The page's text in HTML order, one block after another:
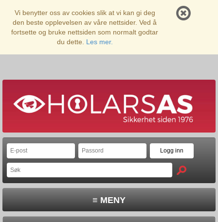
Vi benytter oss av cookies slik at vi kan gi deg
den beste opplevelsen av våre nettsider. Ved å
fortsette og bruke nettsiden som normalt godtar
du dette. Les mer.
≡ MENY